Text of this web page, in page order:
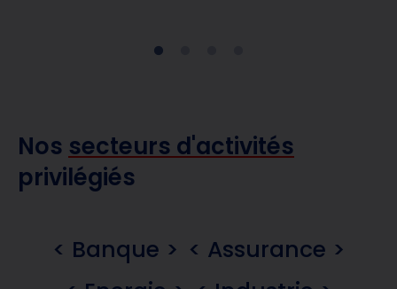
Nos secteurs d'activités
privilégiés
< Banque > < Assurance >